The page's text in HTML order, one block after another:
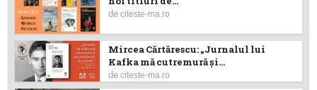
deciteste-ma.ro
Mircea Cărtărescu: „Jurnalul lui
Kafka mă cutremură și...
deciteste-ma.ro